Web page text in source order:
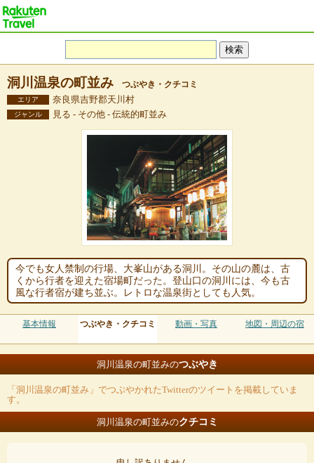
洞川温泉の町並み つぶやき・クチコミ
エリア 奈良県吉野郡天川村
ジャンル 見る - その他 - 伝統的町並み
今でも女人禁制の行場、大峯山がある洞川。その山の麓は、古
くから行者を迎えた宿場町だった。登山口の洞川には、今も古
風な行者宿が建ち並ぶ。レトロな温泉街としても人気。
基本情報 つぶやき・クチコミ 動画・写真 地図・周辺の宿
洞川温泉の町並みのつぶやき
「洞川温泉の町並み」でつぶやかれたTwitterのツイートを掲載していま
す。
洞川温泉の町並みのクチコミ